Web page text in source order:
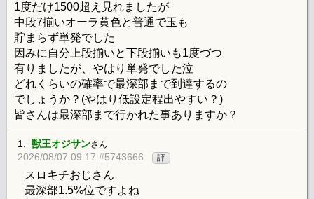
1度だけ1500超え見れましたが
中段7揃いオーラ黄色と普通で玉も
貯まらず単発でした
因みに自分上段揃いと下段揃いも1度づつ
有りましたが、やはり単発でした泣
どれくらいの確率で最深部まで到達するの
でしょうか？(やはり低設定程出やすい？)
皆さんは最深部まで行かれた事ありますか？
1. 獣王オジサンさん
2026/08/07 09:17 #5743666 評
スロキチおじさん
最深部1.5%位ですよね